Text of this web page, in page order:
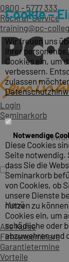
0800 - 5777 333
Rückruf-Service
training@pc-
Login
Seminarkorb
Menü
Alle Kurse
Firmenseminare
Garantietermine
Vorteile
Cookie –
Wir freuen uns
Ihrer
Cookies ein, um
verbessern.
zulassen
Notwendige
Diese Cookies
Seite notwendig.
dass Sie die
Seminarkorb
von Cookies, ob
unsere Dienste
nutzen zu
Cookies ein, um
schädliche oder
abzuwehren und